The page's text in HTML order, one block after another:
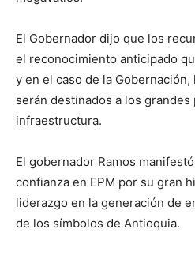
El Gobernador dijo que los
el reconocimiento anticipado
y en el caso de la
serán destinados a los grandes
infraestructura.
El gobernador Ramos
confianza en EPM por su gran
liderazgo en la generación de
de los símbolos de Antioquia.